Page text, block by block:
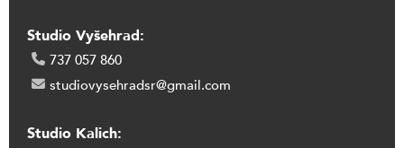
Studio Vyšehrad:
737 057 860
studiovysehradsr@gmail.com
Studio Kalich: